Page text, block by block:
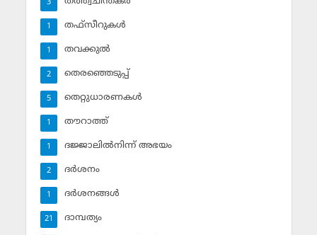
3
തഫ്‌സീറുകള്‍
1
തവക്കുല്‍
1
തെരഞ്ഞെടുപ്പ്
2
തെറ്റുധാരണകള്‍
5
തൗറാത്ത്
1
ദജ്ജാലില്‍നിന്ന് അഭയം
1
ദര്‍ശനം
2
ദര്‍ശനങ്ങള്‍
1
ദാമ്പത്യം
21